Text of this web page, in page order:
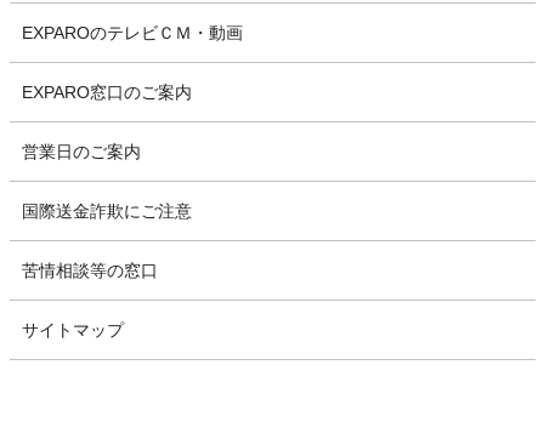
EXPAROのテレビＣＭ・動画
EXPARO窓口のご案内
営業日のご案内
国際送金詐欺にご注意
苦情相談等の窓口
サイトマップ